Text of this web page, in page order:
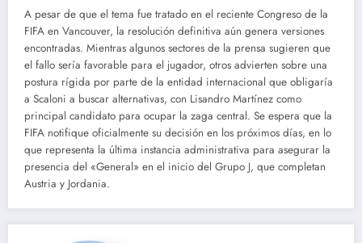
A pesar de que el tema fue tratado en el reciente Congreso de la
FIFA en Vancouver, la resolución definitiva aún genera versiones
encontradas. Mientras algunos sectores de la prensa sugieren que
el fallo sería favorable para el jugador, otros advierten sobre una
postura rígida por parte de la entidad internacional que obligaría
a Scaloni a buscar alternativas, con Lisandro Martínez como
principal candidato para ocupar la zaga central. Se espera que la
FIFA notifique oficialmente su decisión en los próximos días, en lo
que representa la última instancia administrativa para asegurar la
presencia del «General» en el inicio del Grupo J, que completan
Austria y Jordania.